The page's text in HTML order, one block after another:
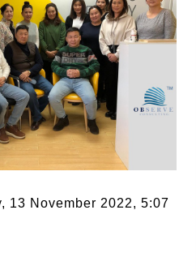
13 November 2022, 5:07